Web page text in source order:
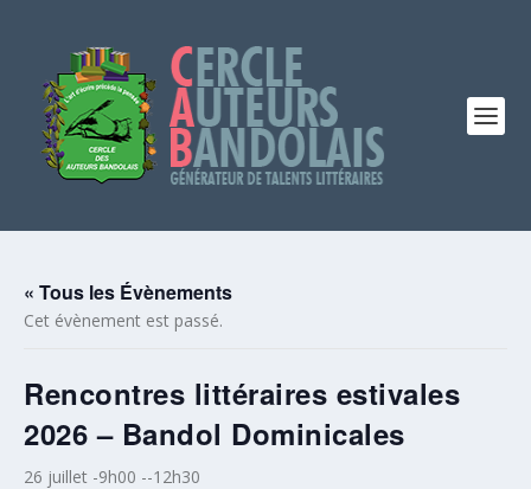
« Tous les Évènements
Cet évènement est passé.
Rencontres littéraires estivales
2026 – Bandol Dominicales
26 juillet -9h00 --12h30